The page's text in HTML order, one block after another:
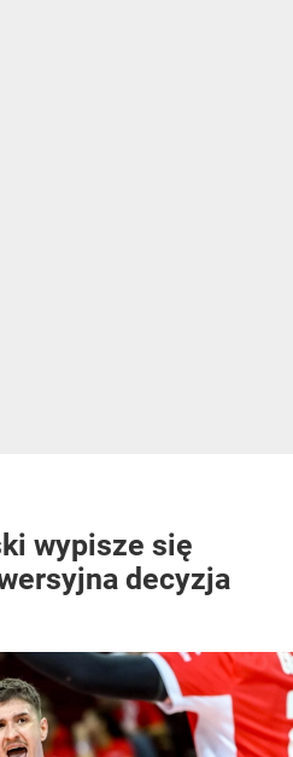
wypisze się
decyzja